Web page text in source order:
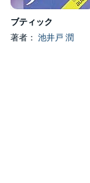
ブティック
著者： 池井戸 潤